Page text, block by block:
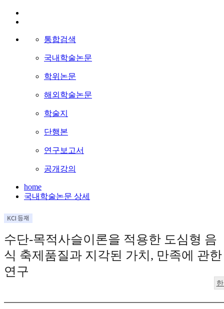
통합검색
국내학술논문
학위논문
해외학술논문
학술지
단행본
연구보고서
공개강의
home
국내학술논문 상세
수단-목적사슬이론을 적용한 도심형 음
식 축제품질과 지각된 가치, 만족에 관한
연구